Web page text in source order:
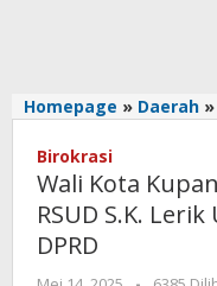
Homepage » Daerah »
Birokrasi
Wali Kota
RSUD S.K.
DPRD